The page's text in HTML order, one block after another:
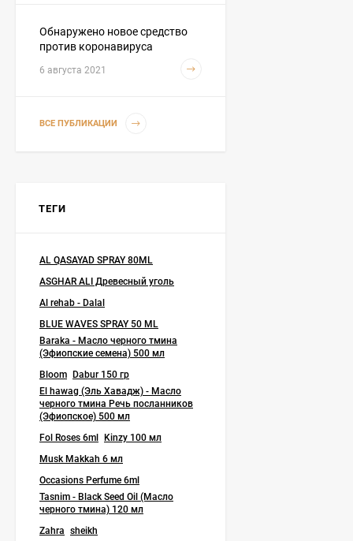
249₽
2 050
Asli - Montalin капсулы
для суставов 40 кап.
1 200₽
900₽
Мазь Страусиный крем
590₽
490
Обнаружено новое средство
против коронавируса
6 августа 2021
ВСЕ ПУБЛИКАЦИИ
ТЕГИ
AL QASAYAD SPRAY 80ML
ASGHAR ALI Древесный уголь
Al rehab - Dalal
BLUE WAVES SPRAY 50 ML
Baraka - Масло черного тмина
(Эфиопские семена) 500 мл
Bloom
Dabur 150 гр
El hawag (Эль Хавадж) - Масло
черного тмина Речь посланников
(Эфиопское) 500 мл
Fol Roses 6ml
Kinzy 100 мл
Musk Makkah 6 мл
Occasions Perfume 6ml
Tasnim - Black Seed Oil (Масло
черного тмина) 120 мл
Zahra sheikh